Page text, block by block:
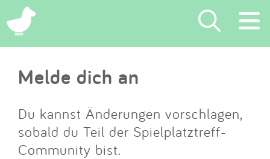
×
Suchen
Eintragen
App
Melde dich an
Du kannst Änderungen vorschlagen,
sobald du Teil der Spielplatztreff-
Community bist.